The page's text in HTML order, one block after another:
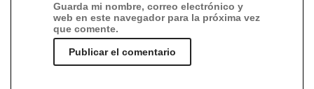
Guarda mi nombre, correo electrónico y
web en este navegador para la próxima vez
que comente.